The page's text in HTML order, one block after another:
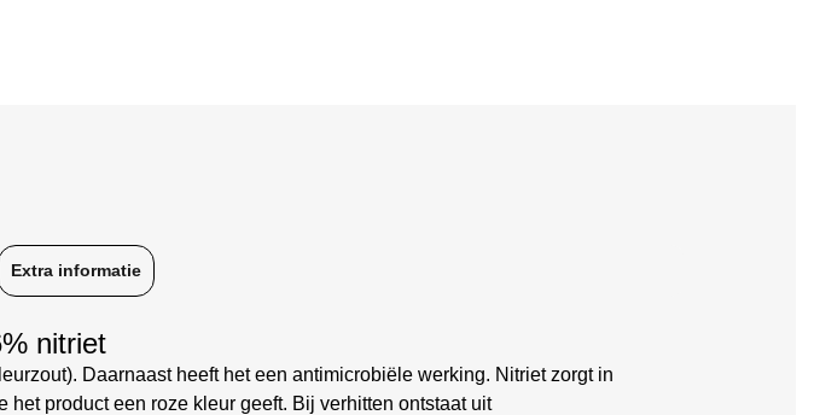
Extra informatie
nitriet
Daarnaast heeft het een antimicrobiële werking. Nitriet zorgt in
product een roze kleur geeft. Bij verhitten ontstaat uit